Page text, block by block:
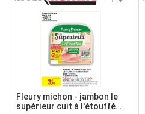
Fleury michon - jambon le
supérieur cuit à l'étouffée